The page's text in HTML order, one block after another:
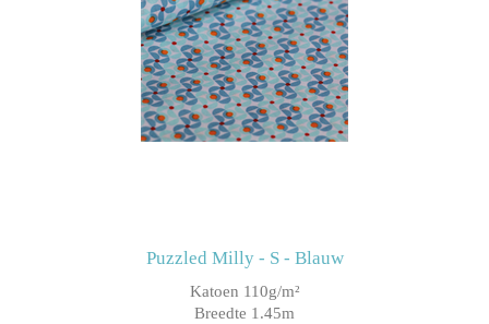
Puzzled Milly - S - Blauw
Katoen 110g/m²
Breedte 1.45m